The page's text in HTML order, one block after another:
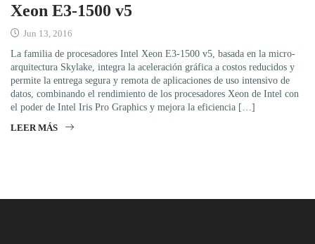
Xeon E3-1500 v5
Jun 13, 2016
La familia de procesadores Intel Xeon E3-1500 v5, basada en la micro-
arquitectura Skylake, integra la aceleración gráfica a costos reducidos y
permite la entrega segura y remota de aplicaciones de uso intensivo de
datos, combinando el rendimiento de los procesadores Xeon de Intel con
el poder de Intel Iris Pro Graphics y mejora la eficiencia […]
LEER MÁS